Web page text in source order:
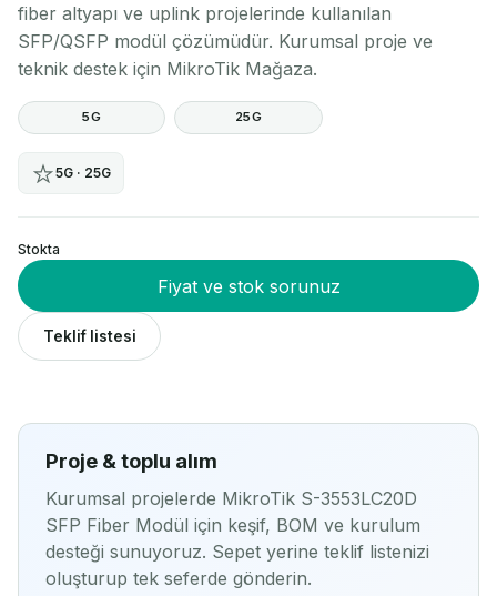
fiber altyapı ve uplink projelerinde kullanılan
SFP/QSFP modül çözümüdür. Kurumsal proje ve
teknik destek için MikroTik Mağaza.
5G 25G
5G · 25G
Stokta
Fiyat ve stok sorunuz
Teklif listesi
Proje & toplu alım
Kurumsal projelerde MikroTik S-3553LC20D
SFP Fiber Modül için keşif, BOM ve kurulum
desteği sunuyoruz. Sepet yerine teklif listenizi
oluşturup tek seferde gönderin.